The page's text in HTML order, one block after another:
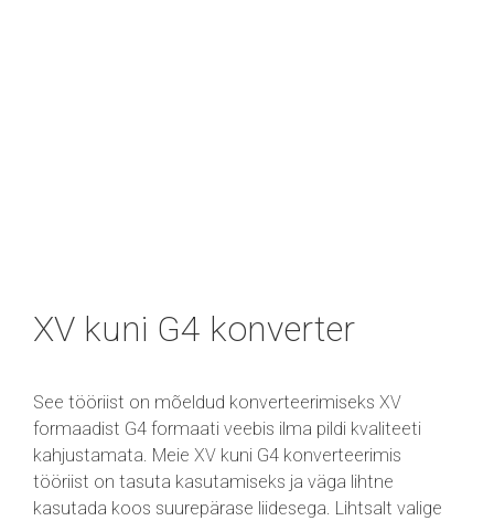
XV kuni G4 konverter
See tööriist on mõeldud konverteerimiseks XV
formaadist G4 formaati veebis ilma pildi kvaliteeti
kahjustamata. Meie XV kuni G4 konverteerimis
tööriist on tasuta kasutamiseks ja väga lihtne
kasutada koos suurepärase liidesega. Lihtsalt valige